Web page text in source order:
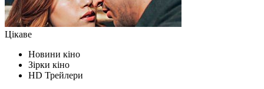
Цікаве
Новини кіно
Зірки кіно
HD Трейлери